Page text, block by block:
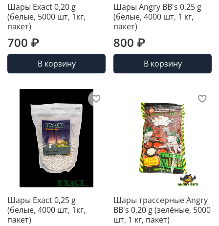
Шары Exact 0,20 g
(белые, 5000 шт, 1кг,
пакет)
700 ₽
В корзину
Шары Angry BB's 0,25 g
(белые, 4000 шт, 1 кг,
пакет)
800 ₽
В корзину
Шары Exact 0,25 g
(белые, 4000 шт, 1кг,
пакет)
Шары трассерные Angry
BB's 0,20 g (зелёные, 5000
шт, 1 кг, пакет)